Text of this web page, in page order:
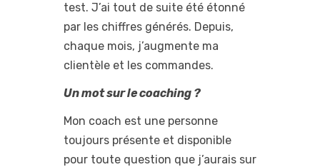
test. J’ai tout de suite été étonné
par les chiffres générés. Depuis,
chaque mois, j’augmente ma
clientèle et les commandes.
Un mot sur le coaching ?
Mon coach est une personne
toujours présente et disponible
pour toute question que j’aurais sur